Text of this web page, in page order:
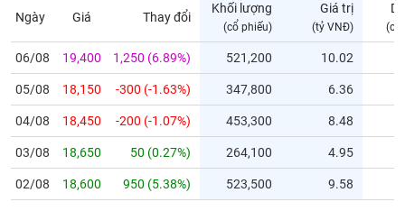
yết
Niêm
mới
Niêm
yết
bổ
Hủy
Ngày Giá Thay đổi
Khối lượng
(cổ phiếu)
Giá trị
(tỷ VNĐ) (cổ
06/08 19,400 1,250 (6.89%) 521,200 10.02
05/08 18,150 -300 (-1.63%) 347,800 6.36
04/08 18,450 -200 (-1.07%) 453,300 8.48
03/08 18,650 50 (0.27%) 264,100 4.95
02/08 18,600 950 (5.38%) 523,500 9.58
CỔ
SINH
TRÁI
PHIẾU